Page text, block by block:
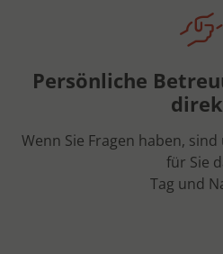
Persönliche
Wenn Sie Fragen haben,
für Sie
Tag und